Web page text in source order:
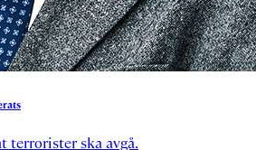
terrorister ska avgå.